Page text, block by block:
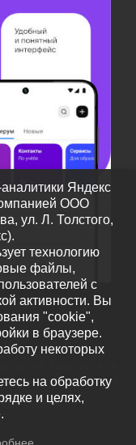
детей Тамбовской
Customizr
Яндекс
ООО
ул. Л. Толстого,
технологию
файлы,
с
активности. Вы
"cookie",
в браузере.
некоторых
на обработку
и целях,